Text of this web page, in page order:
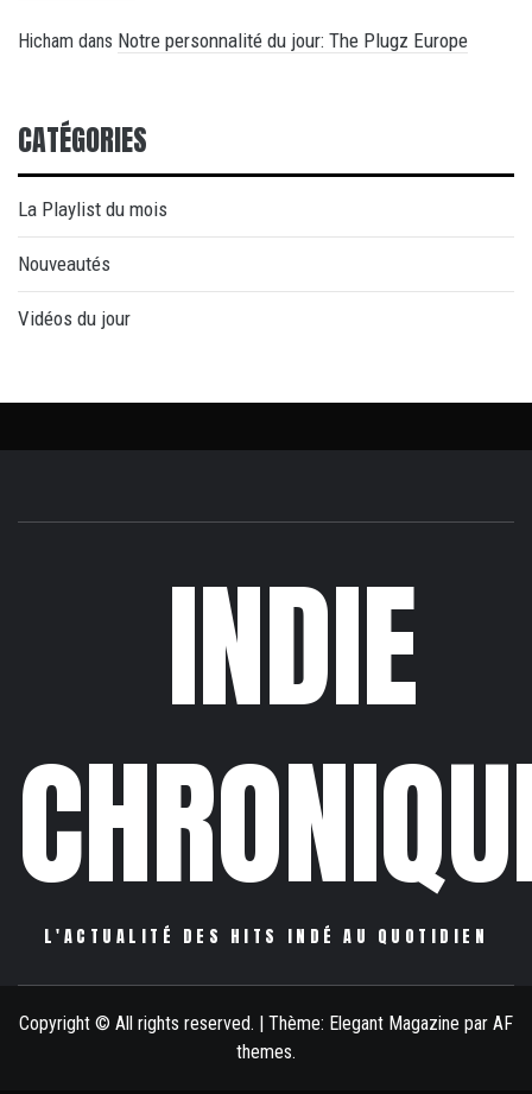
Hicham dans Notre personnalité du jour: The Plugz Europe
CATÉGORIES
La Playlist du mois
Nouveautés
Vidéos du jour
INDIE
L'ACTUALITÉ DES HITS INDÉ AU QUOTIDIEN
Copyright © All rights reserved. | Thème: Elegant Magazine par AF
themes.